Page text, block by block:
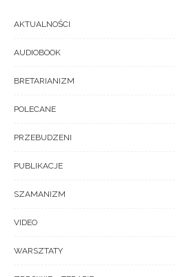
AKTUALNOŚCI
AUDIOBOOK
BRETARIANIZM
POLECANE
PRZEBUDZENI
PUBLIKACJE
SZAMANIZM
VIDEO
WARSZTATY